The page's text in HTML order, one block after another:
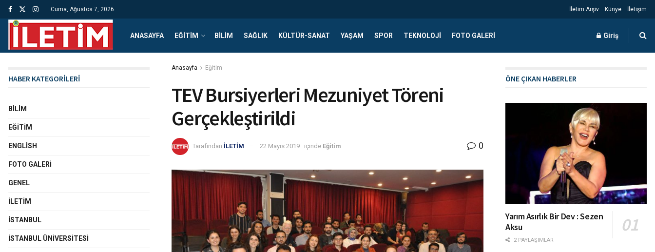
Cuma, Ağustos 7, 2026 İletim Arşiv Künye İletişim
ANASAYFA EĞITIM BILIM SAĞLIK KÜLTÜR-SANAT YAŞAM SPOR TEKNOLOJI FOTO GALERI Giriş
Anasayfa Eğitim
TEV Bursiyerleri Mezuniyet Töreni
Gerçekleştirildi
Tarafından İLETİM 22 Mayıs 2019 içinde Eğitim 0
HABER KATEGORİLERİ
BILIM
EĞITIM
ENGLISH
FOTO GALERI
GENEL
İLETIM
İSTANBUL
İSTANBUL ÜNIVERSITESI
ÖNE ÇIKAN HABERLER
Yarım Asırlık Bir Dev : Sezen
Aksu
2 PAYLAŞIMLAR